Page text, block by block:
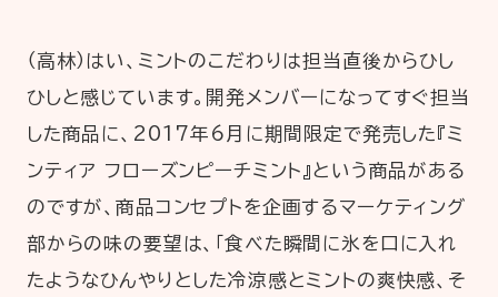
（高林）はい、ミントのこだわりは担当直後からひし
ひしと感じています。開発メンバーになってすぐ担当
した商品に、2017年6月に期間限定で発売した『ミ
ンティア フローズンピーチミント』という商品がある
のですが、商品コンセプトを企画するマーケティング
部からの味の要望は、「食べた瞬間に氷を口に入れ
たようなひんやりとした冷涼感とミントの爽快感、そ